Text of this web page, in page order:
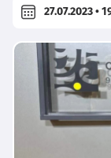
27.07.2023 •